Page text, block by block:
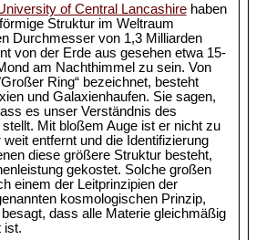
of Central Lancashirehaben
Struktur im Weltraum
Durchmesser von 1,3 Milliarden
von der Erde aus gesehen etwa 15-
am Nachthimmel zu sein. Von
Ring“ bezeichnet, besteht
und Galaxienhaufen. Sie sagen,
es unser Verständnis des
Mit bloßem Auge ist er nicht zu
entfernt und die Identifizierung
diese größere Struktur besteht,
gekostet. Solche großen
einem der Leitprinzipien der
kosmologischen Prinzip,
dass alle Materie gleichmäßig
ist.